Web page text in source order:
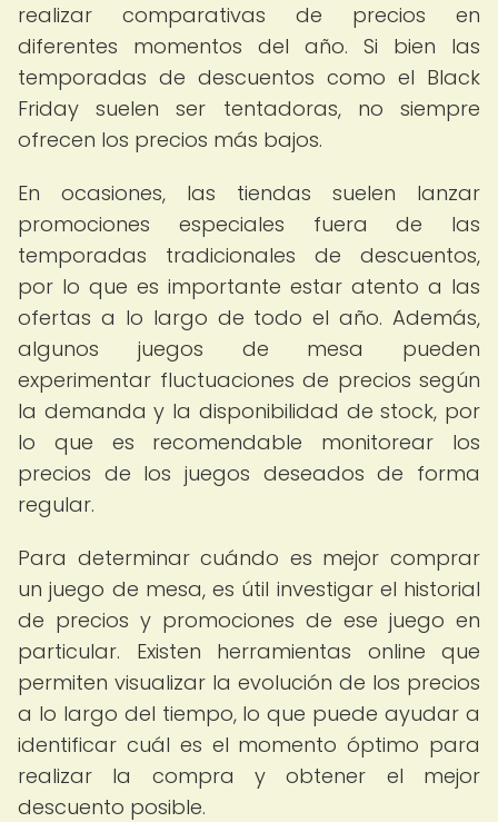
realizar comparativas de precios en
diferentes momentos del año. Si bien las
temporadas de descuentos como el Black
Friday suelen ser tentadoras, no siempre
ofrecen los precios más bajos.
En ocasiones, las tiendas suelen lanzar
promociones especiales fuera de las
temporadas tradicionales de descuentos,
por lo que es importante estar atento a las
ofertas a lo largo de todo el año. Además,
algunos juegos de mesa pueden
experimentar fluctuaciones de precios según
la demanda y la disponibilidad de stock, por
lo que es recomendable monitorear los
precios de los juegos deseados de forma
regular.
Para determinar cuándo es mejor comprar
un juego de mesa, es útil investigar el historial
de precios y promociones de ese juego en
particular. Existen herramientas online que
permiten visualizar la evolución de los precios
a lo largo del tiempo, lo que puede ayudar a
identificar cuál es el momento óptimo para
realizar la compra y obtener el mejor
descuento posible.